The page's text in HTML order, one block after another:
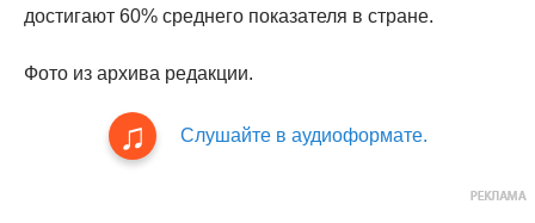
достигают 60% среднего показателя в стране.
Фото из архива редакции.
Слушайте в аудиоформате.